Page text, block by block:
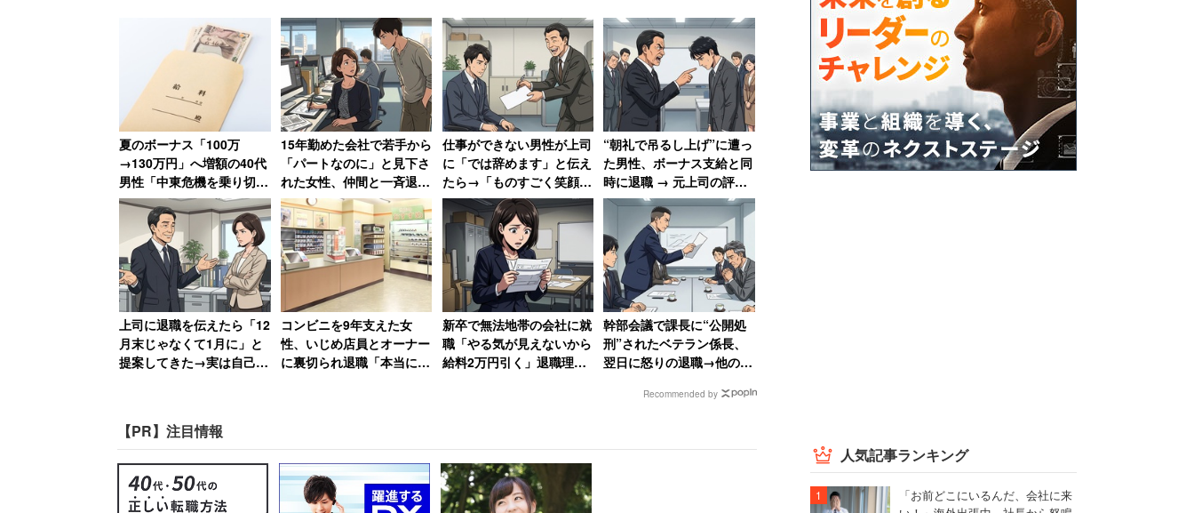
秋田県で暮らす20代後半の男性は、まだ支給されておらず「昨年は50万円だったが今年はまだ
分からない」として、
「従業員の数が6人から3人になってしまったことで、売り上げが低下しボーナスに影響がある
のではないかと心配している」（建築・土木技術職／正社員・職員／年収500万円）
と不安を吐露していた。
夏のボーナス「100万
→130万円」へ増額の40代
男性「中東危機を乗り切
り」評価アップ
15年勤めた会社で若手から
「パートなのに」と見下さ
れた女性、仲間と一斉退職
した結果
仕事ができない男性が上司
に「では辞めます」と伝え
たら→「ものすごく笑顔に
なって、その場で退職届を
書かされました」
“朝礼で吊るし上げ”に遭っ
た男性、ボーナス支給と同
時に退職 → 元上司の評価
が急降下で「ザマアミロと
思いました」
上司に退職を伝えたら「12
月末じゃなくて1月に」と
提案してきた→実は自己保
コンビニを9年支えた女
性、いじめ店員とオーナー
に裏切られ退職「本当にむ
新卒で無法地帯の会社に就
職「やる気が見えないから
給料2万円引く」退職理由
幹部会議で課長に“公開処
刑”されたベテラン係長、
翌日に怒りの退職→他の係
った現場は1つに」
Recommended by
【PR】注目情報
人気記事ランキング
「お前どこにいるんだ、会社に来